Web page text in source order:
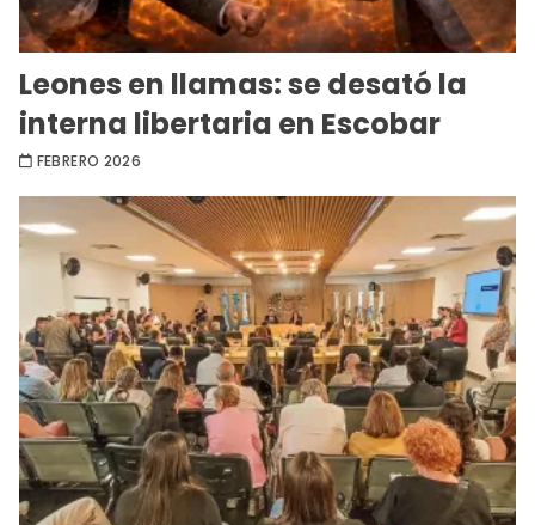
Leones en llamas: se desató la
interna libertaria en Escobar
FEBRERO 2026